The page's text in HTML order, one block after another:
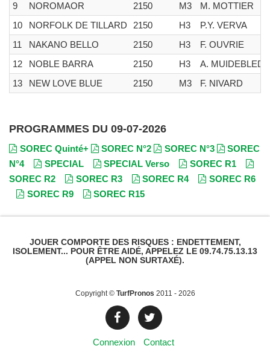
9
NOROMAOR 2150 M3
M. MOTTIER
10
NORFOLK DE TILLARD 2150 H3
P.Y. VERVA
11
NAKANO BELLO 2150 H3
F. OUVRIE
12
NOBLE BARRA 2150 H3
A. MUIDEBLED
13
NEW LOVE BLUE 2150 M3 F. NIVARD
PROGRAMMES DU 09-07-2026
SOREC Quinté+ SOREC N°2 SOREC N°3
SOREC
N°4
SPECIAL SPECIAL Verso
SOREC R1
SOREC R2
SOREC R3 SOREC R4
SOREC R6
SOREC R9
SOREC R15
JOUER COMPORTE DES RISQUES : ENDETTEMENT,
ISOLEMENT... POUR ÊTRE AIDÉ, APPELEZ LE 09.74.75.13.13
(APPEL NON SURTAXÉ).
Copyright © TurfPronos 2011 - 2026
Connexion Contact